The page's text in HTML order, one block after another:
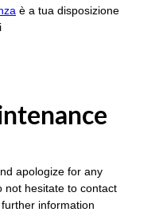
è a tua disposizione
apologize for any
not hesitate to contact
information